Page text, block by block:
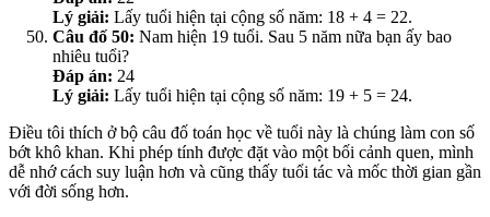
Lý giải: Lấy tuổi hiện tại cộng số năm: 18 + 4 = 22.
Câu đố 50: Nam hiện 19 tuổi. Sau 5 năm nữa bạn ấy bao
nhiêu tuổi?
Đáp án: 24
Lý giải: Lấy tuổi hiện tại cộng số năm: 19 + 5 = 24.
Điều tôi thích ở bộ câu đố toán học về tuổi này là chúng làm con số
bớt khô khan. Khi phép tính được đặt vào một bối cảnh quen, mình
dễ nhớ cách suy luận hơn và cũng thấy tuổi tác và mốc thời gian gần
với đời sống hơn.